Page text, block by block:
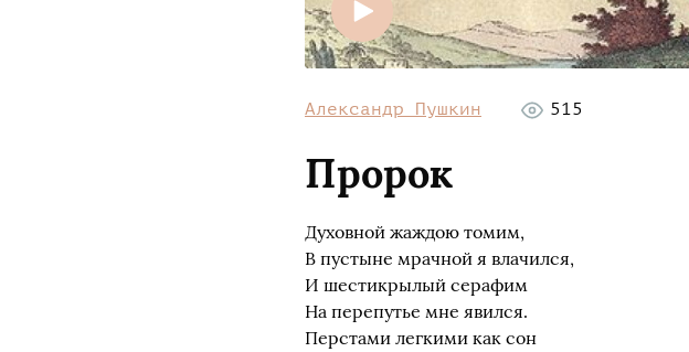
Александр Пушкин 515
Пророк
Духовной жаждою томим,
В пустыне мрачной я влачился,
И шестикрылый серафим
На перепутье мне явился.
Перстами легкими как сон